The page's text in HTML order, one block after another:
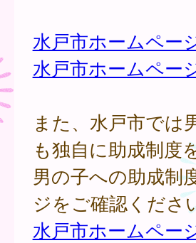
水戸市ホームペー
水戸市ホームペー
また、水戸市では
も独自に助成制度
男の子への助成制
ジをご確認くださ
水戸市ホームペー